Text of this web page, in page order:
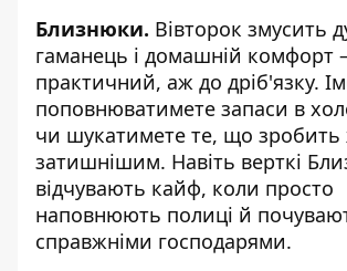
Близнюки. Вівторок змусить
гаманець і домашній комфорт
практичний, аж до дріб'язку.
поповнюватимете запаси в
чи шукатимете те, що зробить
затишнішим. Навіть верткі
відчувають кайф, коли просто
наповнюють полиці й
справжніми господарями.